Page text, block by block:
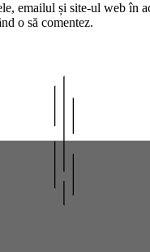
emailul și site-ul web în
o să comentez.